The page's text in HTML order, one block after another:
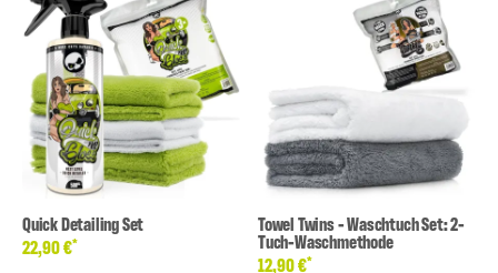
Quick Detailing Set
22,90 €*
Towel Twins - Waschtuch Set: 2-
Tuch-Waschmethode
12,90 €*